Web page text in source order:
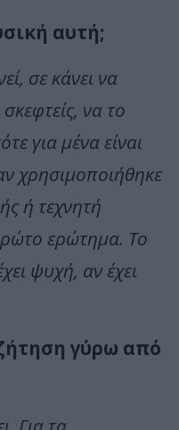
αυτή;
σε κάνει να
να το
για μένα είναι
χρησιμοποιήθηκε
ή τεχνητή
ερώτημα. Το
ψυχή, αν έχει
γύρω από